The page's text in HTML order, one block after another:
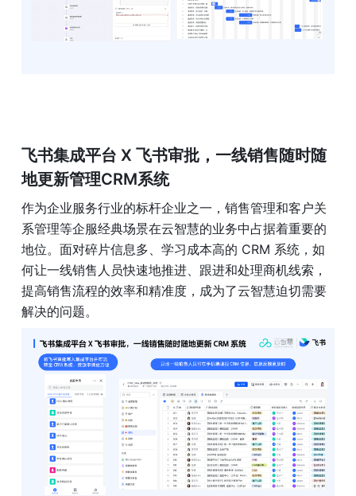
飞书集成平台 X 飞书审批，一线销售随时随
地更新管理CRM系统
作为企业服务行业的标杆企业之一，销售管理和客户关
系管理等企服经典场景在云智慧的业务中占据着重要的
地位。面对碎片信息多、学习成本高的 CRM 系统，如
何让一线销售人员快速地推进、跟进和处理商机线索，
提高销售流程的效率和精准度，成为了云智慧迫切需要
解决的问题。